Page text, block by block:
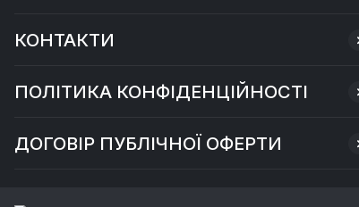
КОНТАКТИ
ПОЛІТИКА КОНФІДЕНЦІЙНОСТІ
ДОГОВІР ПУБЛІЧНОЇ ОФЕРТИ